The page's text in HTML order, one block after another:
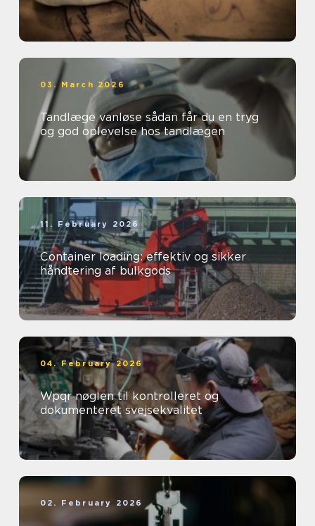
03. March 2026
Tandlæge vanløse sådan får du en tryg
og god oplevelse hos tandlægen
11. February 2026
Container loading: effektiv og sikker
håndtering af bulkgods
04. February 2026
Wpqr nøglen til kontrolleret og
dokumenteret svejsekvalitet
02. February 2026